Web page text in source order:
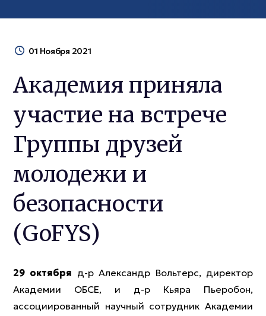
01 Ноября 2021
Академия приняла
участие на встрече
Группы друзей
молодежи и
безопасности
(GoFYS)
29 октября д-р Александр Вольтерс, директор
Академии ОБСЕ, и д-р Кьяра Пьеробон,
ассоциированный научный сотрудник Академии